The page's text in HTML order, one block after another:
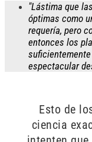
"Lástima que
óptimas como
requería, pero
entonces los
espectacular
Esto de
ciencia